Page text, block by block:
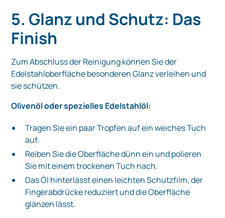
5. Glanz und Schutz: Das
Finish
Zum Abschluss der Reinigung können Sie der
Edelstahloberfläche besonderen Glanz verleihen und
sie schützen.
Olivenöl oder spezielles Edelstahlöl:
Tragen Sie ein paar Tropfen auf ein weiches Tuch
auf.
Reiben Sie die Oberfläche dünn ein und polieren
Sie mit einem trockenen Tuch nach.
Das Öl hinterlässt einen leichten Schutzfilm, der
Fingerabdrücke reduziert und die Oberfläche
glänzen lässt.